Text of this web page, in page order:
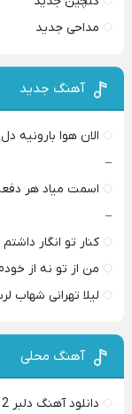
مداحی جدید
آهنگ جدید
الان هوا
–
اسمت میاد هر
–
کنار تو انگار
من از تو نه از
لیلا تهرانی شهاب
آهنگ محلی
دانلود آهنگ دلبر 2 از شهاب فالجی